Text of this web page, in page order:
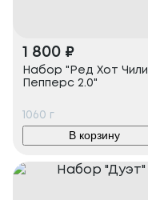
1 800 ₽
Набор "Ред Хот Чили
Пепперс 2.0"
1060 г
В корзину